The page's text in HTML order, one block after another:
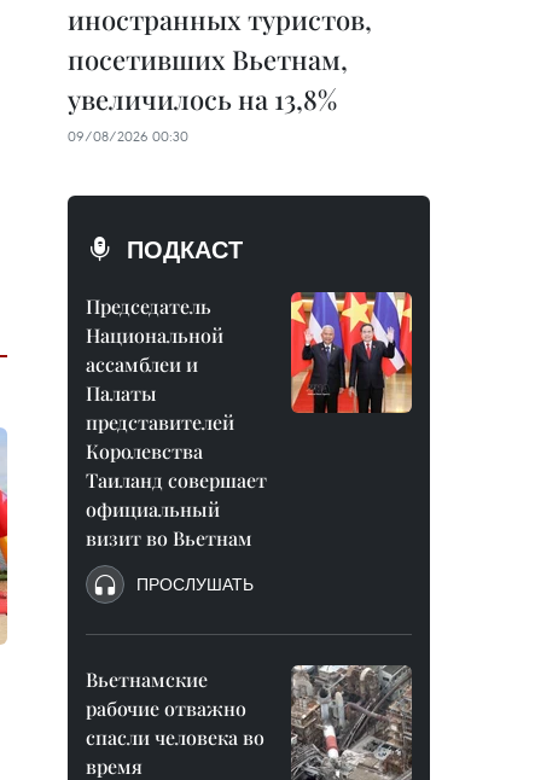
иностранных туристов,
посетивших Вьетнам,
увеличилось на 13,8%
09/08/2026 00:30
ПОДКАСТ
Председатель
Национальной
ассамблеи и
Палаты
представителей
Королевства
Таиланд совершает
официальный
визит во Вьетнам
ПРОСЛУШАТЬ
Вьетнамские
рабочие отважно
спасли человека во
время